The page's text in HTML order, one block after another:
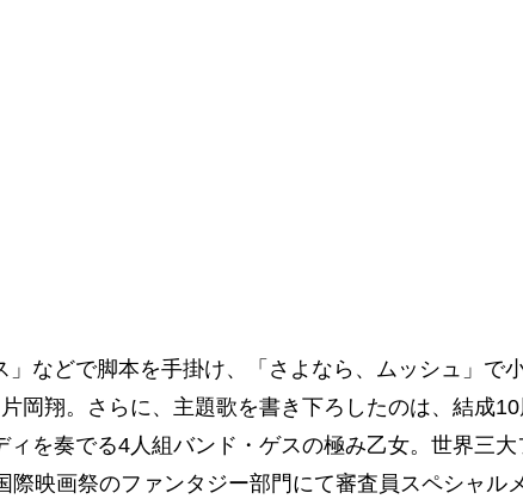
などで脚本を手掛け、「さよなら、ムッシュ」で
岡翔。さらに、主題歌を書き下ろしたのは、結成10
を奏でる4人組バンド・ゲスの極み乙女。世界三大
映画祭のファンタジー部門にて審査員スペシャル